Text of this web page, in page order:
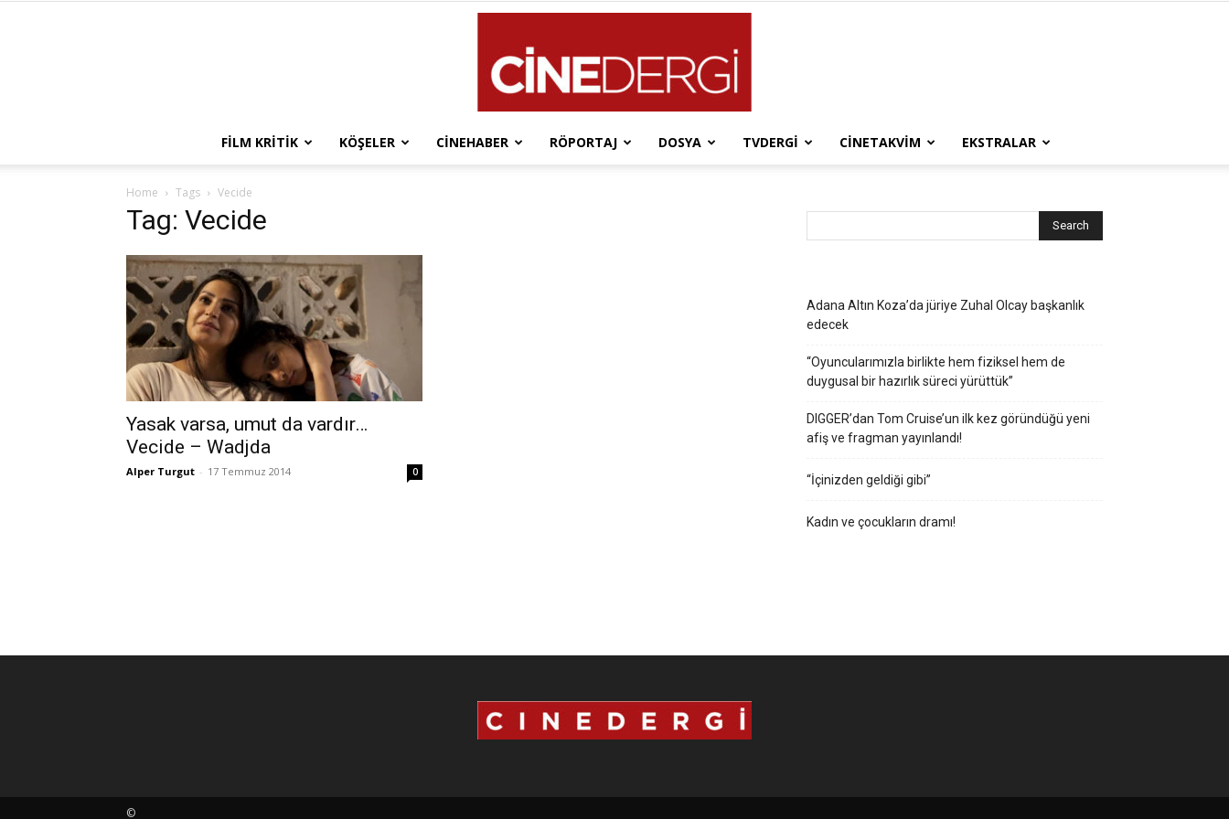
FILM KRITIK KÖŞELER CINEHABER RÖPORTAJ DOSYA TVDERGI CINETAKVIM EKSTRALAR
Home Tags Vecide
Tag: Vecide
Yasak varsa, umut da vardır…
Vecide – Wadjda
Alper Turgut - 17 Temmuz 2014 0
Adana Altın Koza’da jüriye Zuhal Olcay başkanlık
edecek
“Oyuncularımızla birlikte hem fiziksel hem de
duygusal bir hazırlık süreci yürüttük”
DIGGER’dan Tom Cruise’un ilk kez göründüğü yeni
afiş ve fragman yayınlandı!
“İçinizden geldiği gibi”
Kadın ve çocukların dramı!
©